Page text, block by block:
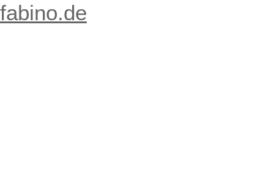
fabino.de